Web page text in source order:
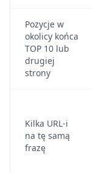
Pozycje w
okolicy końca
TOP 10 lub
drugiej
strony
Kilka URL-i
na tę samą
frazę